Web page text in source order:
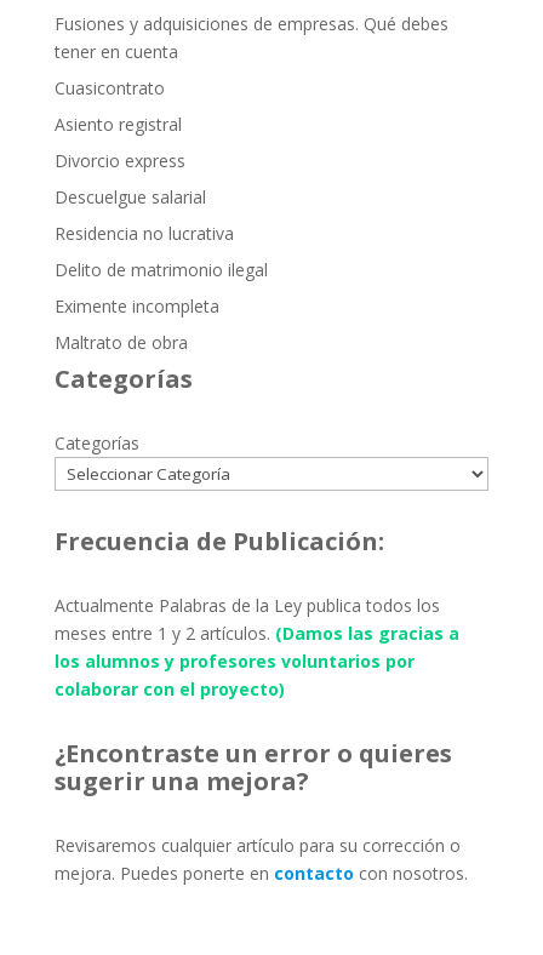
Fusiones y adquisiciones de empresas. Qué debes
tener en cuenta
Cuasicontrato
Asiento registral
Divorcio express
Descuelgue salarial
Residencia no lucrativa
Delito de matrimonio ilegal
Eximente incompleta
Maltrato de obra
Categorías
Categorías
Frecuencia de Publicación:
Actualmente Palabras de la Ley publica todos los
meses entre 1 y 2 artículos. (Damos las gracias a
los alumnos y profesores voluntarios por
colaborar con el proyecto)
¿Encontraste un error o quieres
sugerir una mejora?
Revisaremos cualquier artículo para su corrección o
mejora. Puedes ponerte en contacto con nosotros.